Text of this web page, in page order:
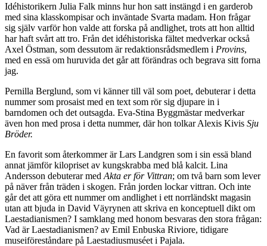
Idéhistorikern Julia Falk minns hur hon satt instängd i en garderob
med sina klasskompisar och inväntade Svarta madam. Hon frågar
sig själv varför hon valde att forska på andlighet, trots att hon alltid
har haft svårt att tro. Från det idéhistoriska fältet medverkar också
Axel Östman, som dessutom är redaktionsrådsmedlem i Provins,
med en essä om huruvida det går att förändras och begrava sitt forna
jag.
Pernilla Berglund, som vi känner till väl som poet, debuterar i detta
nummer som prosaist med en text som rör sig djupare in i
barndomen och det outsagda. Eva-Stina Byggmästar medverkar
även hon med prosa i detta nummer, där hon tolkar Alexis Kivis Sju
Bröder.
En favorit som återkommer är Lars Landgren som i sin essä bland
annat jämför kilopriset av kungskrabba med blå kalcit. Lina
Andersson debuterar med Akta er för Vittran; om två barn som lever
på näver från träden i skogen. Från jorden lockar vittran. Och inte
går det att göra ett nummer om andlighet i ett norrländskt magasin
utan att bjuda in David Väyrynen att skriva en konceptuell dikt om
Laestadianismen? I samklang med honom besvaras den stora frågan:
Vad är Laestadianismen? av Emil Enbuska Riviore, tidigare
museiföreståndare på Laestadiusmuséet i Pajala.